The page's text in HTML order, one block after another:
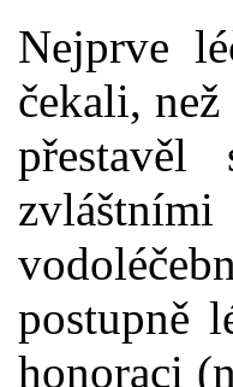
Nejprve
čekali,
postupně
honoraci